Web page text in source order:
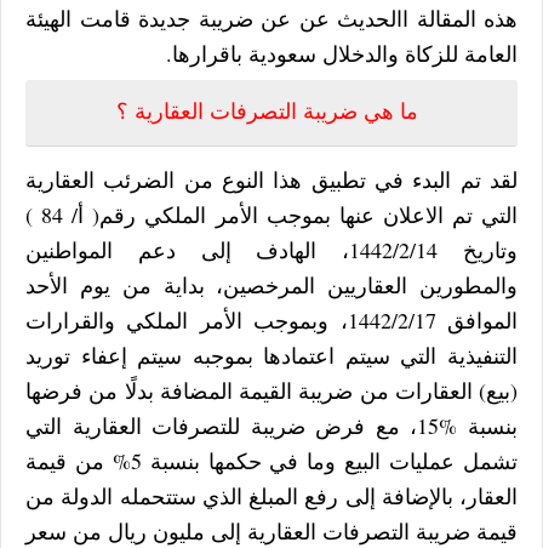
هذه المقالة االحديث عن عن ضريبة جديدة قامت الهيئة
العامة للزكاة والدخلال سعودية باقرارها.
ما هي ضريبة التصرفات العقارية ؟
لقد تم البدء في تطبيق هذا النوع من الضرئب العقارية
التي تم الاعلان عنها بموجب الأمر الملكي رقم( أ/ 84 )
وتاريخ 1442/2/14، الهادف إلى دعم المواطنين
والمطورين العقاريين المرخصين، بداية من يوم الأحد
الموافق 1442/2/17، وبموجب الأمر الملكي والقرارات
التنفيذية التي سيتم اعتمادها بموجبه سيتم إعفاء توريد
(بيع) العقارات من ضريبة القيمة المضافة بدلًا من فرضها
بنسبة %15، مع فرض ضريبة للتصرفات العقارية التي
تشمل عمليات البيع وما في حكمها بنسبة 5% من قيمة
العقار، بالإضافة إلى رفع المبلغ الذي ستتحمله الدولة من
قيمة ضريبة التصرفات العقارية إلى مليون ريال من سعر